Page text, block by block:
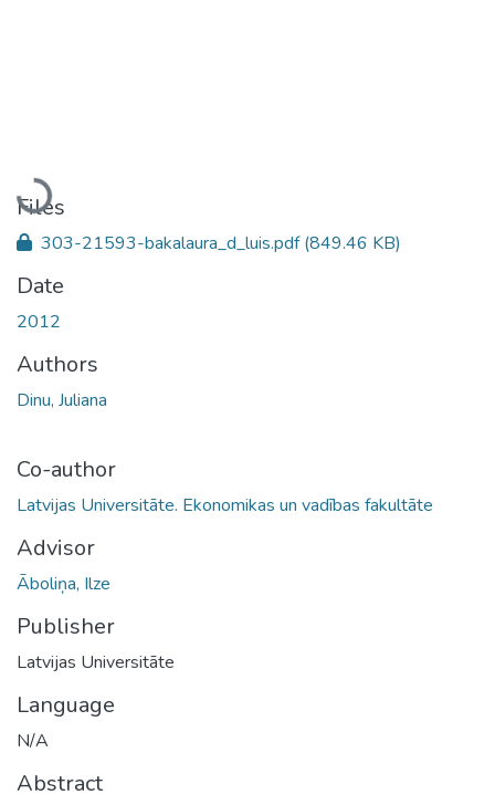
Loading...
Files
303-21593-bakalaura_d_luis.pdf(849.46 KB)
Date
2012
Authors
Dinu, Juliana
Co-author
Latvijas Universitāte. Ekonomikas un vadības fakultāte
Advisor
Āboliņa, Ilze
Publisher
Latvijas Universitāte
Language
N/A
Abstract